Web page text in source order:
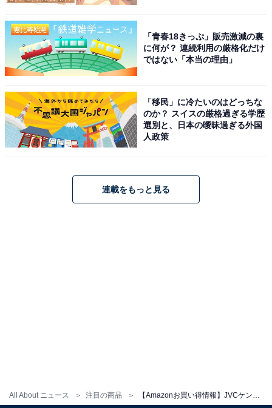
All About ニュース 注目の商品
JVCケンウッド「NX-W30」
ONEBODY CD/FM/USB/スマホ対応 スリープタイマー搭
Amazonで見る
「青春18きっぷ」販売激減の裏
に何が？ 連続利用の厳格化だけ
ではない「本当の理由」
「移民」に冷たいのはどっちな
のか？ スイスの厳格過ぎる学歴
選別と、日本の曖昧過ぎる外国
人政策
連載をもっと見る